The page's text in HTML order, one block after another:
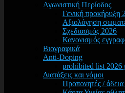
Αγωνιστική Περίοδος
Γενική προκήρυξη
Αξιολόγηση
Σχεδιασμός 2026
Κανονισμός
Βιογραφικά
Anti-Doping
prohibited list 2026
Διατάξεις και νόμοι
Προπονητές /